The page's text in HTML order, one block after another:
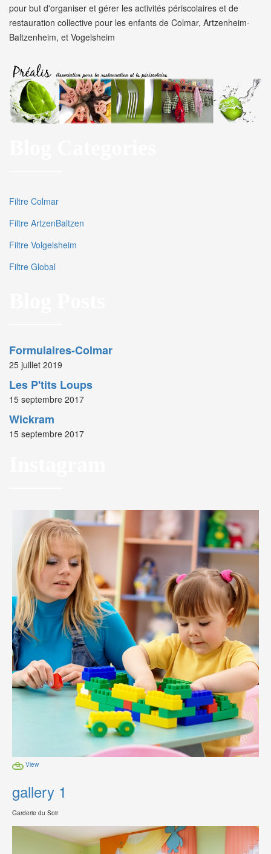
pour but d'organiser et gérer les activités périscolaires et de
restauration collective pour les enfants de Colmar, Artzenheim-
Baltzenheim, et Vogelsheim
Filtre Colmar
Filtre ArtzenBaltzen
Filtre Volgelsheim
Filtre Global
Formulaires-Colmar
25 juillet 2019
Les P'tits Loups
15 septembre 2017
Wickram
15 septembre 2017
View
gallery 1
Garderie du Soir